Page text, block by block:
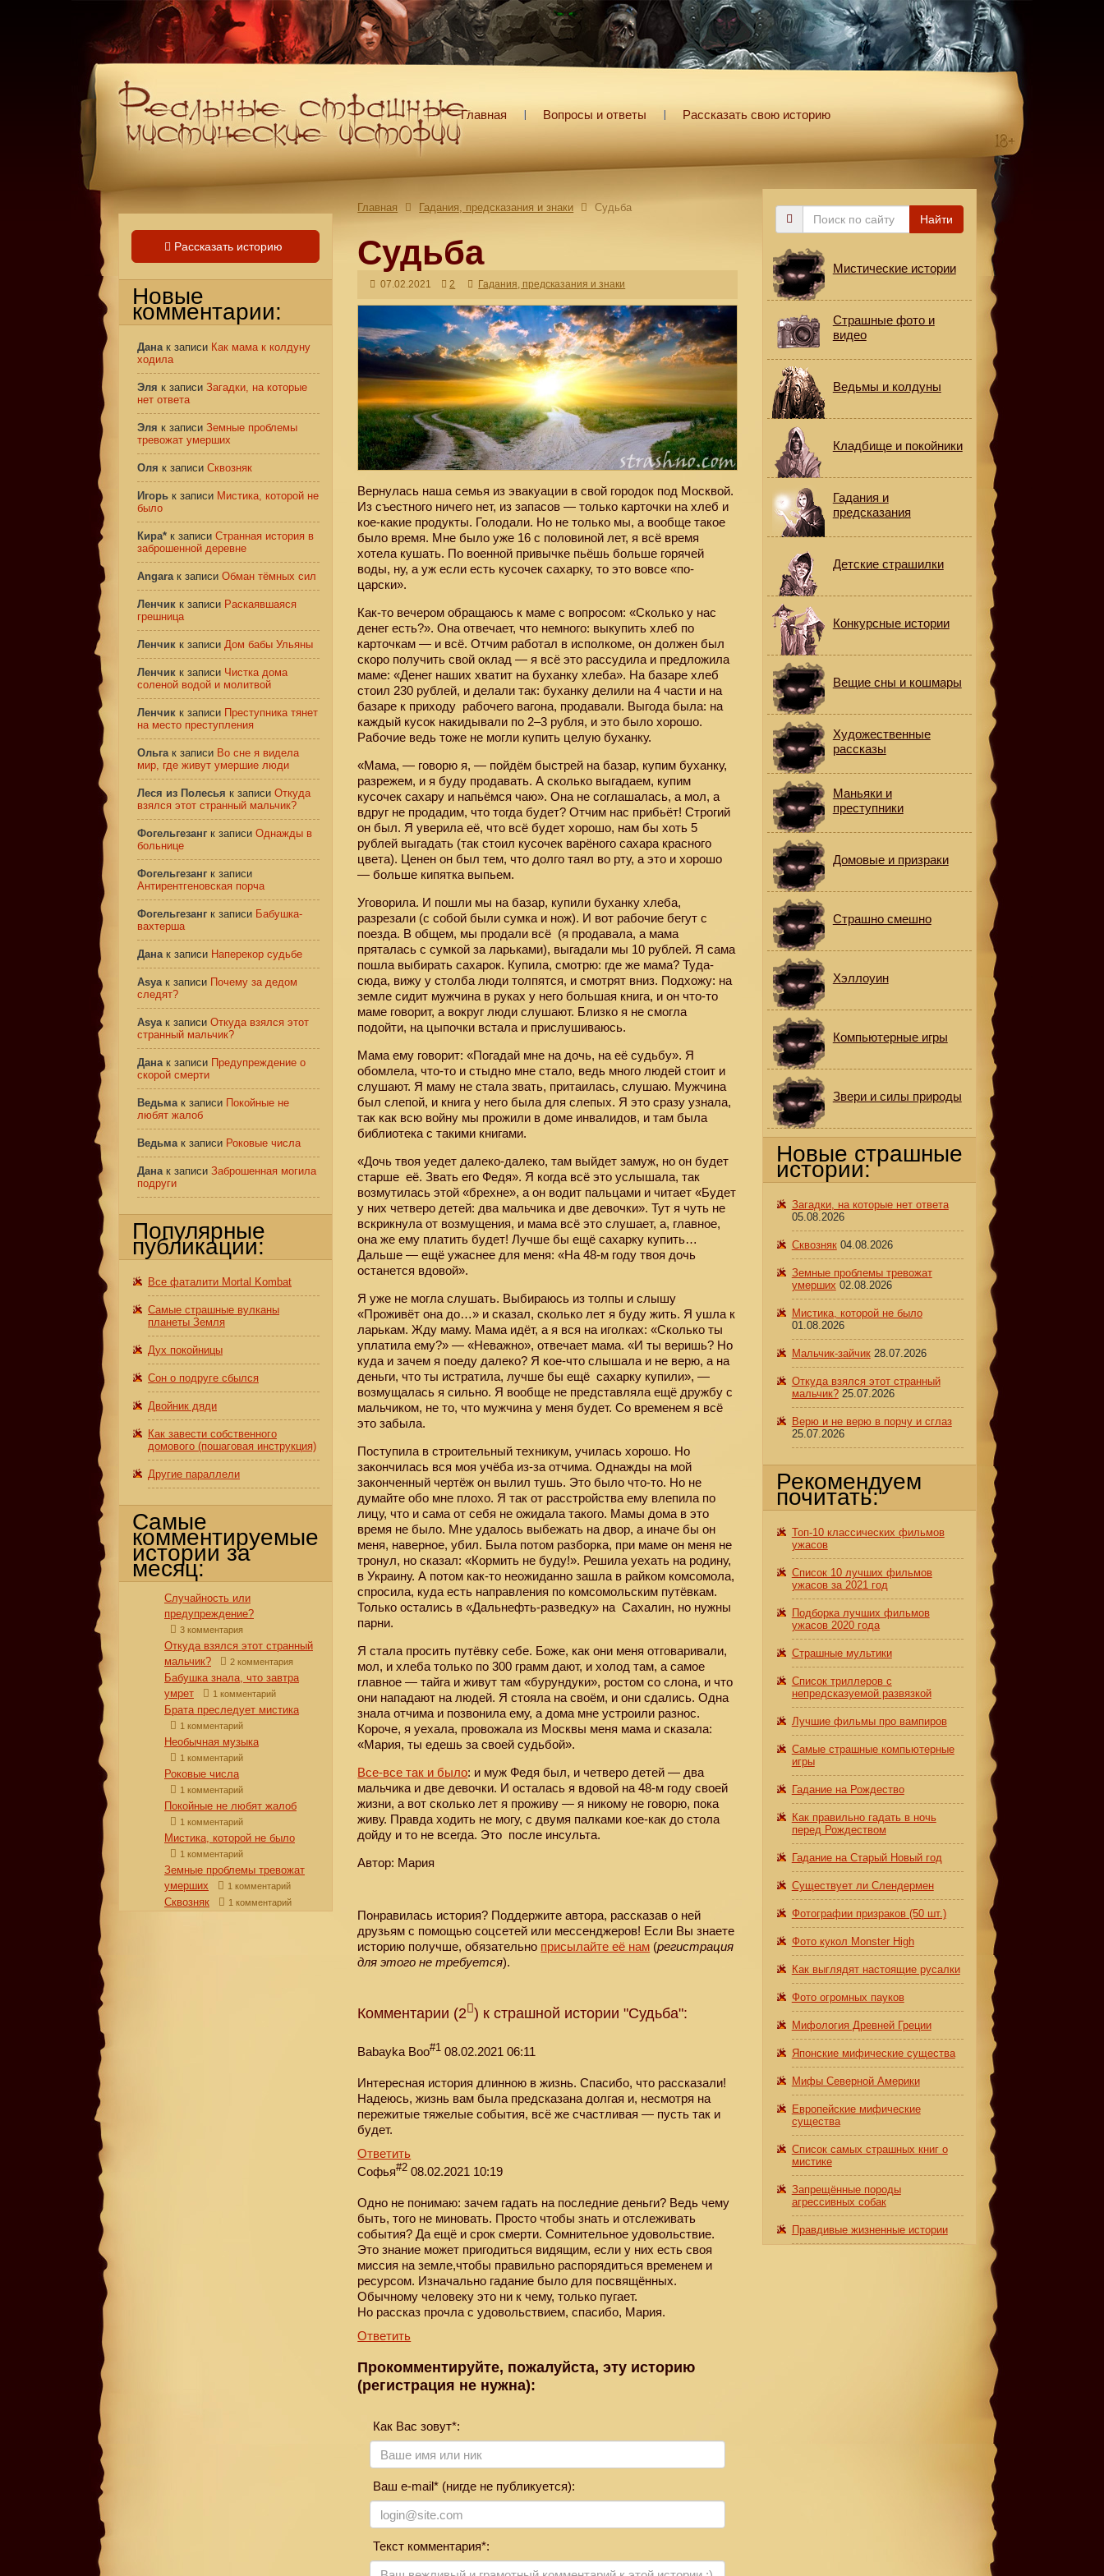
Главная Вопросы и ответы Рассказать свою историю
Главная Гадания, предсказания и знаки Судьба
Судьба
07.02.2021 2 Гадания, предсказания и знаки
Вернулась наша семья из эвакуации в свой городок под Москвой.
Из съестного ничего нет, из запасов — только карточки на хлеб и
кое-какие продукты. Голодали. Но не только мы, а вообще такое
было время. Мне было уже 16 с половиной лет, я всё время
хотела кушать. По военной привычке пьёшь больше горячей
воды, ну, а уж если есть кусочек сахарку, то это вовсе «по-
царски».
Как-то вечером обращаюсь к маме с вопросом: «Сколько у нас
денег есть?». Она отвечает, что немного: выкупить хлеб по
карточкам — и всё. Отчим работал в исполкоме, он должен был
скоро получить свой оклад — я всё это рассудила и предложила
маме: «Денег наших хватит на буханку хлеба». На базаре хлеб
стоил 230 рублей, и делали так: буханку делили на 4 части и на
базаре к приходу рабочего вагона, продавали. Выгода была: на
каждый кусок накидывали по 2–3 рубля, и это было хорошо.
Рабочие ведь тоже не могли купить целую буханку.
«Мама, — говорю я, — пойдём быстрей на базар, купим буханку,
разрежем, и я буду продавать. А сколько выгадаем, купим
кусочек сахару и напьёмся чаю». Она не соглашалась, а мол, а
вдруг не продадим, что тогда будет? Отчим нас прибьёт! Строгий
он был. Я уверила её, что всё будет хорошо, нам бы хоть 5
рублей выгадать (так стоил кусочек варёного сахара красного
цвета). Ценен он был тем, что долго таял во рту, а это и хорошо
— больше кипятка выпьем.
Уговорила. И пошли мы на базар, купили буханку хлеба,
разрезали (с собой были сумка и нож). И вот рабочие бегут с
поезда. В общем, мы продали всё (я продавала, а мама
пряталась с сумкой за ларьками), выгадали мы 10 рублей. Я сама
пошла выбирать сахарок. Купила, смотрю: где же мама? Туда-
сюда, вижу у столба люди толпятся, и смотрят вниз. Подхожу: на
земле сидит мужчина в руках у него большая книга, и он что-то
маме говорит, а вокруг люди слушают. Близко я не смогла
подойти, на цыпочки встала и прислушиваюсь.
Мама ему говорит: «Погадай мне на дочь, на её судьбу». Я
обомлела, что-то и стыдно мне стало, ведь много людей стоит и
слушают. Я маму не стала звать, притаилась, слушаю. Мужчина
был слепой, и книга у него была для слепых. Я это сразу узнала,
так как всю войну мы прожили в доме инвалидов, и там была
библиотека с такими книгами.
«Дочь твоя уедет далеко-далеко, там выйдет замуж, но он будет
старше её. Звать его Федя». Я когда всё это услышала, так
возмутилась этой «брехне», а он водит пальцами и читает «Будет
у них четверо детей: два мальчика и две девочки». Тут я чуть не
вскрикнула от возмущения, и мама всё это слушает, а, главное,
она же ему платить будет! Лучше бы ещё сахарку купить…
Дальше — ещё ужаснее для меня: «На 48-м году твоя дочь
останется вдовой».
Я уже не могла слушать. Выбираюсь из толпы и слышу
«Проживёт она до…» и сказал, сколько лет я буду жить. Я ушла к
ларькам. Жду маму. Мама идёт, а я вся на иголках: «Сколько ты
уплатила ему?» — «Неважно», отвечает мама. «И ты веришь? Но
куда и зачем я поеду далеко? Я кое-что слышала и не верю, а на
деньги, что ты истратила, лучше бы ещё сахарку купили», —
возмущалась я сильно. Я вообще не представляла ещё дружбу с
мальчиком, не то, что мужчина у меня будет. Со временем я всё
это забыла.
Поступила в строительный техникум, училась хорошо. Но
закончилась вся моя учёба из-за отчима. Однажды на мой
законченный чертёж он вылил тушь. Это было что-то. Но не
думайте обо мне плохо. Я так от расстройства ему влепила по
лицу, что и сама от себя не ожидала такого. Мамы дома в это
время не было. Мне удалось выбежать на двор, а иначе бы он
меня, наверное, убил. Была потом разборка, при маме он меня не
тронул, но сказал: «Кормить не буду!». Решила уехать на родину,
в Украину. А потом как-то неожиданно зашла в райком комсомола,
спросила, куда есть направления по комсомольским путёвкам.
Только остались в «Дальнефть-разведку» на Сахалин, но нужны
парни.
Я стала просить путёвку себе. Боже, как они меня отговаривали,
мол, и хлеба только по 300 грамм дают, и холод там, а самое
главное — тайга и живут там «бурундуки», ростом со слона, и что
они нападают на людей. Я стояла на своём, и они сдались. Одна
знала отчима и позвонила ему, а дома мне устроили разнос.
Короче, я уехала, провожала из Москвы меня мама и сказала:
«Мария, ты едешь за своей судьбой».
Все-все так и было: и муж Федя был, и четверо детей — два
мальчика и две девочки. И осталась я вдовой на 48-м году своей
жизни, а вот сколько лет я проживу — я никому не говорю, пока
живу. Правда ходить не могу, с двумя палками кое-как до стола
дойду и то не всегда. Это после инсульта.
Автор: Мария
Понравилась история? Поддержите автора, рассказав о ней
друзьям с помощью соцсетей или мессенджеров! Если Вы знаете
историю получше, обязательно присылайте её нам (регистрация
для этого не требуется).
Комментарии (2 ) к страшной истории "Судьба":
Babayka Boo#1 08.02.2021 06:11
Интересная история длинною в жизнь. Спасибо, что рассказали!
Надеюсь, жизнь вам была предсказана долгая и, несмотря на
пережитые тяжелые события, всё же счастливая — пусть так и
будет.
Ответить
Софья#2 08.02.2021 10:19
Одно не понимаю: зачем гадать на последние деньги? Ведь чему
быть, того не миновать. Просто чтобы знать и отслеживать
события? Да ещё и срок смерти. Сомнительное удовольствие.
Это знание может пригодиться видящим, если у них есть своя
миссия на земле,чтобы правильно распорядиться временем и
ресурсом. Изначально гадание было для посвящённых.
Обычному человеку это ни к чему, только пугает.
Но рассказ прочла с удовольствием, спасибо, Мария.
Ответить
Прокомментируйте, пожалуйста, эту историю
(регистрация не нужна):
Как Вас зовут*:
Ваш e-mail* (нигде не публикуется):
Текст комментария*:
Рассказать историю
Новые
комментарии:
Данак записи Как мама к колдуну
ходила
Эля к записи Загадки, на которые
нет ответа
Эля к записи Земные проблемы
тревожат умерших
Оля к записи Сквозняк
Игорь к записи Мистика, которой не
было
Кира* к записи Странная история в
заброшенной деревне
Angaraк записи Обман тёмных сил
Ленчик к записи Раскаявшаяся
грешница
Ленчик к записи Дом бабы Ульяны
Ленчик к записи Чистка дома
соленой водой и молитвой
Ленчик к записи Преступника тянет
на место преступления
Ольгак записи Во сне я видела
мир, где живут умершие люди
Леся из Полесья к записи Откуда
взялся этот странный мальчик?
Фогельгезанг к записи Однажды в
больнице
Фогельгезанг к записи
Антирентгеновская порча
Фогельгезанг к записи Бабушка-
вахтерша
Данак записи Наперекор судьбе
Asyaк записи Почему за дедом
следят?
Asyaк записи Откуда взялся этот
странный мальчик?
Данак записи Предупреждение о
скорой смерти
Ведьмак записи Покойные не
любят жалоб
Ведьмак записи Роковые числа
Данак записи Заброшенная могила
подруги
Популярные
публикации:
Все фаталити Mortal Kombat
Самые страшные вулканы
планеты Земля
Дух покойницы
Сон о подруге сбылся
Двойник дяди
Как завести собственного
домового (пошаговая инструкция)
Другие параллели
Самые
комментируемые
истории за
месяц:
Случайность или
предупреждение?
3 комментария
Откуда взялся этот странный
мальчик?
2 комментария
Бабушка знала, что завтра
умрет
1 комментарий
Брата преследует мистика
1 комментарий
Необычная музыка
1 комментарий
Роковые числа
1 комментарий
Покойные не любят жалоб
1 комментарий
Мистика, которой не было
1 комментарий
Земные проблемы тревожат
умерших
1 комментарий
Сквозняк 1 комментарий
Поиск
Найти
Мистические истории
Страшные фото и
видео
Ведьмы и колдуны
Кладбище и покойники
Гадания и
предсказания
Детские страшилки
Конкурсные истории
Вещие сны и кошмары
Художественные
рассказы
Маньяки и
преступники
Домовые и призраки
Страшно смешно
Хэллоуин
Компьютерные игры
Звери и силы природы
Новые страшные
истории:
Загадки, на которые нет ответа
05.08.2026
Сквозняк 04.08.2026
Земные проблемы тревожат
умерших 02.08.2026
Мистика, которой не было
01.08.2026
Мальчик-зайчик 28.07.2026
Откуда взялся этот странный
мальчик? 25.07.2026
Верю и не верю в порчу и сглаз
25.07.2026
Рекомендуем
почитать:
Топ-10 классических фильмов
ужасов
Список 10 лучших фильмов
ужасов за 2021 год
Подборка лучших фильмов
ужасов 2020 года
Страшные мультики
Список триллеров с
непредсказуемой развязкой
Лучшие фильмы про вампиров
Самые страшные компьютерные
игры
Гадание на Рождество
Как правильно гадать в ночь
перед Рождеством
Гадание на Старый Новый год
Существует ли Слендермен
Фотографии призраков (50 шт.)
Фото кукол Monster High
Как выглядят настоящие русалки
Фото огромных пауков
Мифология Древней Греции
Японские мифические существа
Мифы Северной Америки
Европейские мифические
существа
Список самых страшных книг о
мистике
Запрещённые породы
агрессивных собак
Правдивые жизненные истории